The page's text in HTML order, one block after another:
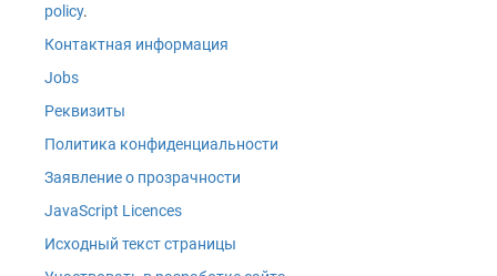
policy.
Контактная информация
Jobs
Реквизиты
Политика конфиденциальности
Заявление о прозрачности
JavaScript Licences
Исходный текст страницы